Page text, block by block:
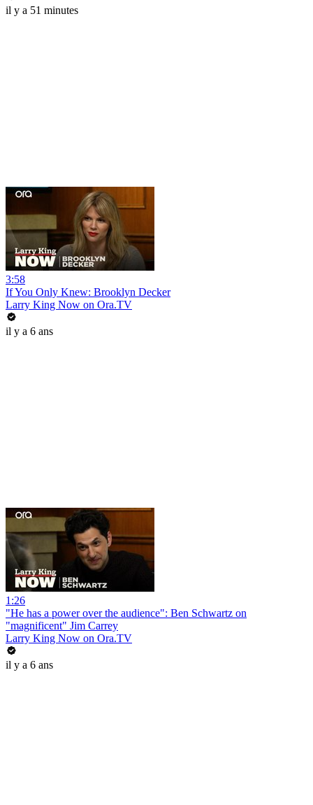
il y a 51 minutes
3:58
If You Only Knew: Brooklyn Decker
Larry King Now on Ora.TV
il y a 6 ans
1:26
"He has a power over the audience": Ben Schwartz on
"magnificent" Jim Carrey
Larry King Now on Ora.TV
il y a 6 ans